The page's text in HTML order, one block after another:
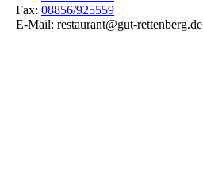
Fax: 08856/925559
E-Mail: restaurant@gut-rettenberg.de